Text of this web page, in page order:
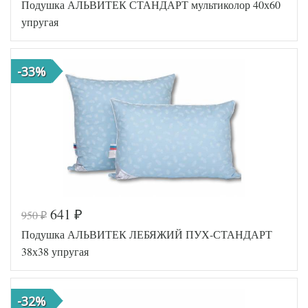
Артикул
AL20008207
Плотность
Размер
подушки
50х68
Наполнитель
Ткань
Спандбонд
Производитель
АльВиТек
(Россия)
Код товара
Артикул
AL4607048
Плотность
Размер
подушки
40х60
Наполнитель
Подушка АЛЬВИТЕК СТАНДАРТ мультиколор 40х60
упругая
-33%
950₽ 641 ₽
Подушка АЛЬВИТЕК ЛЕБЯЖИЙ ПУХ-СТАНДАРТ
38х38 упругая
-32%